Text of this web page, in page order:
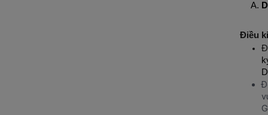
Điều